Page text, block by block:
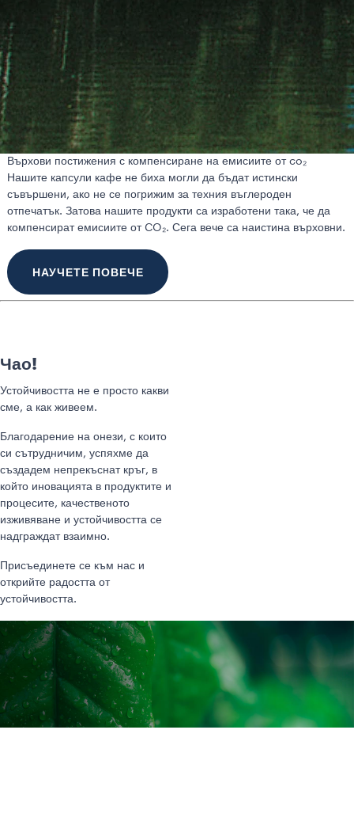
Върхови постижения с компенсиране на емисиите от co₂
Нашите капсули кафе не биха могли да бъдат истински
съвършени, ако не се погрижим за техния въглероден
отпечатък. Затова нашите продукти са изработени така, че да
компенсират емисиите от CO₂. Сега вече са наистина върховни.
НАУЧЕТЕ ПОВЕЧЕ
Чао!
Устойчивостта не е просто какви
сме, а как живеем.
Благодарение на онези, с които
си сътрудничим, успяхме да
създадем непрекъснат кръг, в
който иновацията в продуктите и
процесите, качественото
изживяване и устойчивостта се
надграждат взаимно.
Присъединете се към нас и
открийте радостта от
устойчивостта.